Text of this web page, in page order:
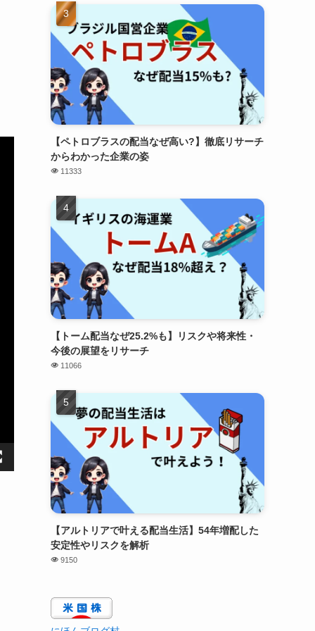
【ペトロブラスの配当なぜ高い?】徹底リサーチ
からわかった企業の姿
11333
【トーム配当なぜ25.2%も】リスクや将来性・
今後の展望をリサーチ
11066
【アルトリアで叶える配当生活】54年増配した
安定性やリスクを解析
9150